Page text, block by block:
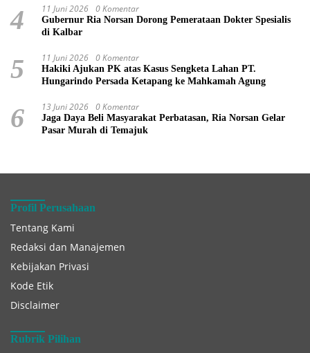
4 11 Juni 2026 0 Komentar
Gubernur Ria Norsan Dorong Pemerataan Dokter Spesialis
di Kalbar
5 11 Juni 2026 0 Komentar
Hakiki Ajukan PK atas Kasus Sengketa Lahan PT.
Hungarindo Persada Ketapang ke Mahkamah Agung
6 13 Juni 2026 0 Komentar
Jaga Daya Beli Masyarakat Perbatasan, Ria Norsan Gelar
Pasar Murah di Temajuk
Profil Perusahaan
Tentang Kami
Redaksi dan Manajemen
Kebijakan Privasi
Kode Etik
Disclaimer
Rubrik Pilihan